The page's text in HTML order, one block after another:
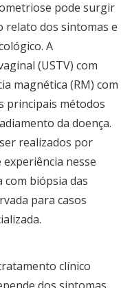
pode surgir
relato dos sintomas e
A
(USTV) com
magnética (RM) com
principais métodos
da doença.
realizados por
nesse
com biópsia das
para casos
clínico
dos sintomas